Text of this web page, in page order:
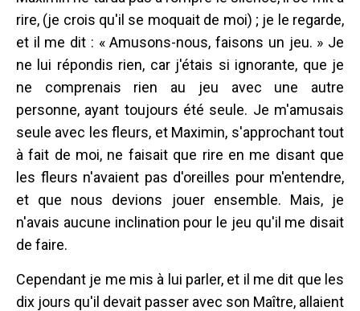
rire, (je crois qu'il se moquait de moi) ; je le regarde,
et il me dit : « Amusons-nous, faisons un jeu. » Je
ne lui répondis rien, car j'étais si ignorante, que je
ne comprenais rien au jeu avec une autre
personne, ayant toujours été seule. Je m'amusais
seule avec les fleurs, et Maximin, s'approchant tout
à fait de moi, ne faisait que rire en me disant que
les fleurs n'avaient pas d'oreilles pour m'entendre,
et que nous devions jouer ensemble. Mais, je
n'avais aucune inclination pour le jeu qu'il me disait
de faire.
Cependant je me mis à lui parler, et il me dit que les
dix jours qu'il devait passer avec son Maître, allaient